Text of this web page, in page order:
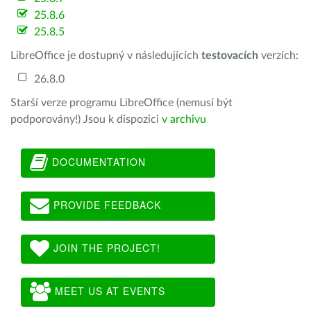
25.8.6
25.8.5
LibreOffice je dostupný v následujících testovacích verzích:
26.8.0
Starší verze programu LibreOffice (nemusí být
podporovány!) Jsou k dispozici v archivu
DOCUMENTATION
PROVIDE FEEDBACK
JOIN THE PROJECT!
MEET US AT EVENTS